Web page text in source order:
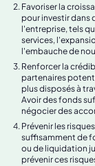
Favoriser la
pour investir dans
l'entreprise, tels
services,
l'embauche de
Renforcer la
partenaires
plus disposés à
Avoir des fonds
négocier des
Prévenir les
suffisamment de
ou de liquidation
prévenir ces